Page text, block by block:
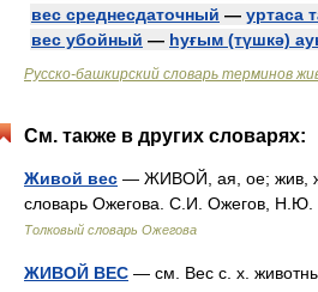
вес среднесдаточный — уртаса
вес убойный — һуғым (түшкә)
Русско-башкирский словарь терминов
См. также в других словарях:
Живой вес — ЖИВОЙ, ая, ое; жив,
словарь Ожегова. С.И. Ожегов,
Толковый словарь Ожегова
ЖИВОЙ ВЕС — см. Вес с. х.